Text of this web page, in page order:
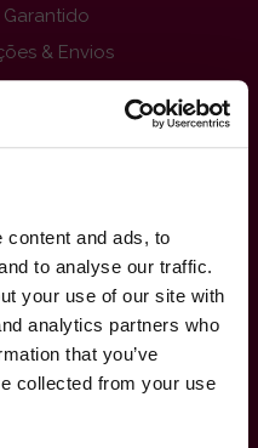
content and ads, to
to analyse our traffic.
your use of our site with
analytics partners who
that you’ve
collected from your use
& Envios
Shop
site